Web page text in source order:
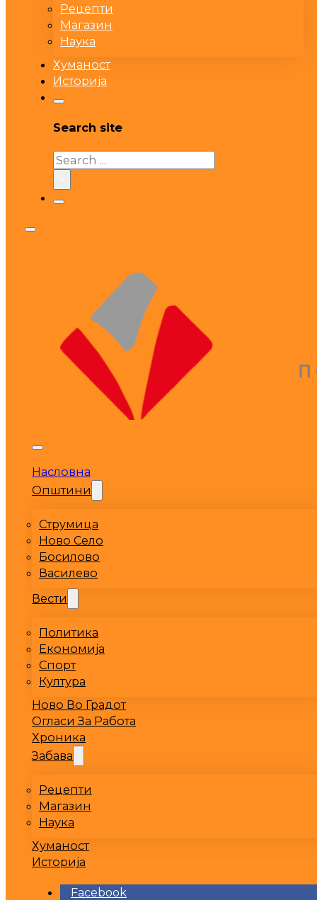
Рецепти
Магазин
Наука
Хуманост
Историја
Search site
Search
Насловна
Општини
Струмица
Ново Село
Босилово
Василево
Вести
Политика
Економија
Спорт
Култура
Ново Во Градот
Огласи За Работа
Хроника
Забава
Рецепти
Магазин
Наука
Хуманост
Историја
Facebook